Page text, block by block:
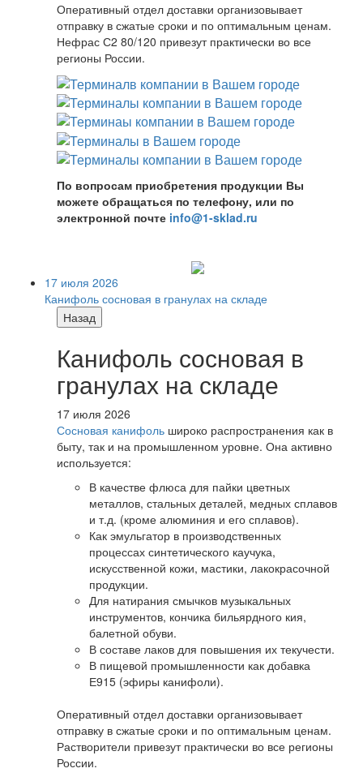
Оперативный отдел доставки организовывает
отправку в сжатые сроки и по оптимальным ценам.
Нефрас С2 80/120 привезут практически во все
регионы России.
По вопросам приобретения продукции Вы
можете обращаться по телефону, или по
электронной почте info@1-sklad.ru
17 июля 2026
Канифоль сосновая в гранулах на складе
Назад
Канифоль сосновая в
гранулах на складе
17 июля 2026
Сосновая канифоль широко распространения как в
быту, так и на промышленном уровне. Она активно
используется:
В качестве флюса для пайки цветных
металлов, стальных деталей, медных сплавов
и т.д. (кроме алюминия и его сплавов).
Как эмульгатор в производственных
процессах синтетического каучука,
искусственной кожи, мастики, лакокрасочной
продукции.
Для натирания смычков музыкальных
инструментов, кончика бильярдного кия,
балетной обуви.
В составе лаков для повышения их текучести.
В пищевой промышленности как добавка
Е915 (эфиры канифоли).
Оперативный отдел доставки организовывает
отправку в сжатые сроки и по оптимальным ценам.
Растворители привезут практически во все регионы
России.